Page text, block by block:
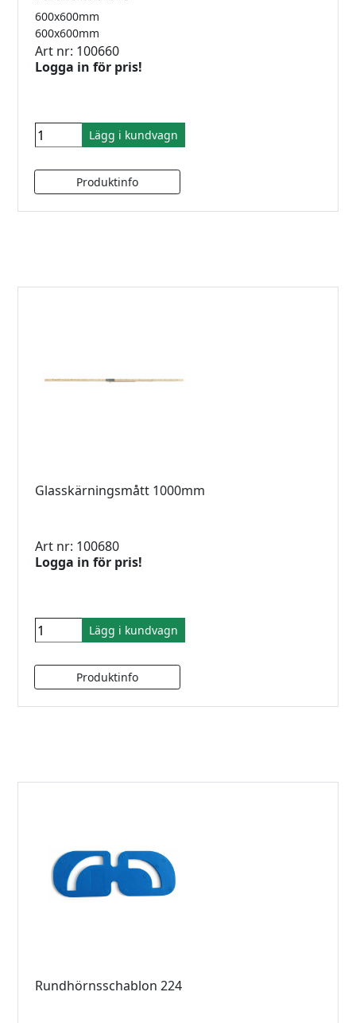
600x600mm
600x600mm
Art nr: 100660
Logga in för pris!
Lägg i kundvagn
Glasskärningsmått 1000mm
Art nr: 100680
Logga in för pris!
Lägg i kundvagn
Rundhörnsschablon 224